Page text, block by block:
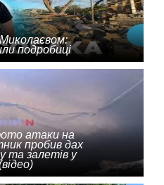
подробиці
атаки на
пробив дах
та залетів у